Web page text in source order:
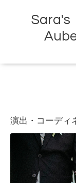
演出・コーディ